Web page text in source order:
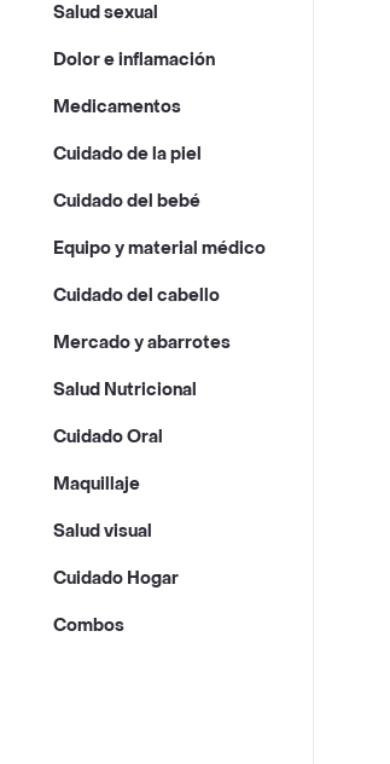
Salud sexual
Dolor e inflamación
Medicamentos
Cuidado de la piel
Cuidado del bebé
Equipo y material médico
Cuidado del cabello
Mercado y abarrotes
Salud Nutricional
Cuidado Oral
Maquillaje
Salud visual
Cuidado Hogar
Combos